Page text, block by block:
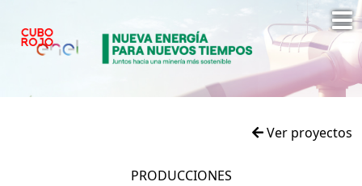
Ver proyectos
PRODUCCIONES